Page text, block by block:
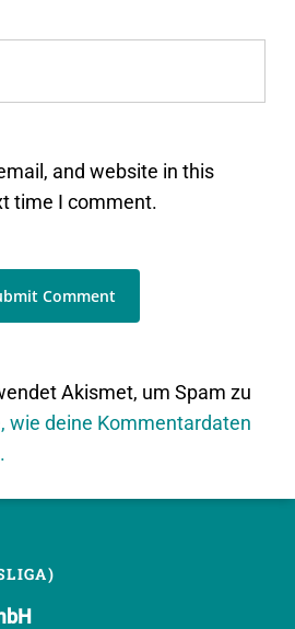
and website in this
time I comment.
Akismet, um Spam zu
wie deine Kommentardaten